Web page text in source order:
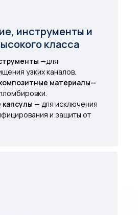
—для
узких каналов.
материалы—
— для исключения
и защиты от
инструменты и
класса